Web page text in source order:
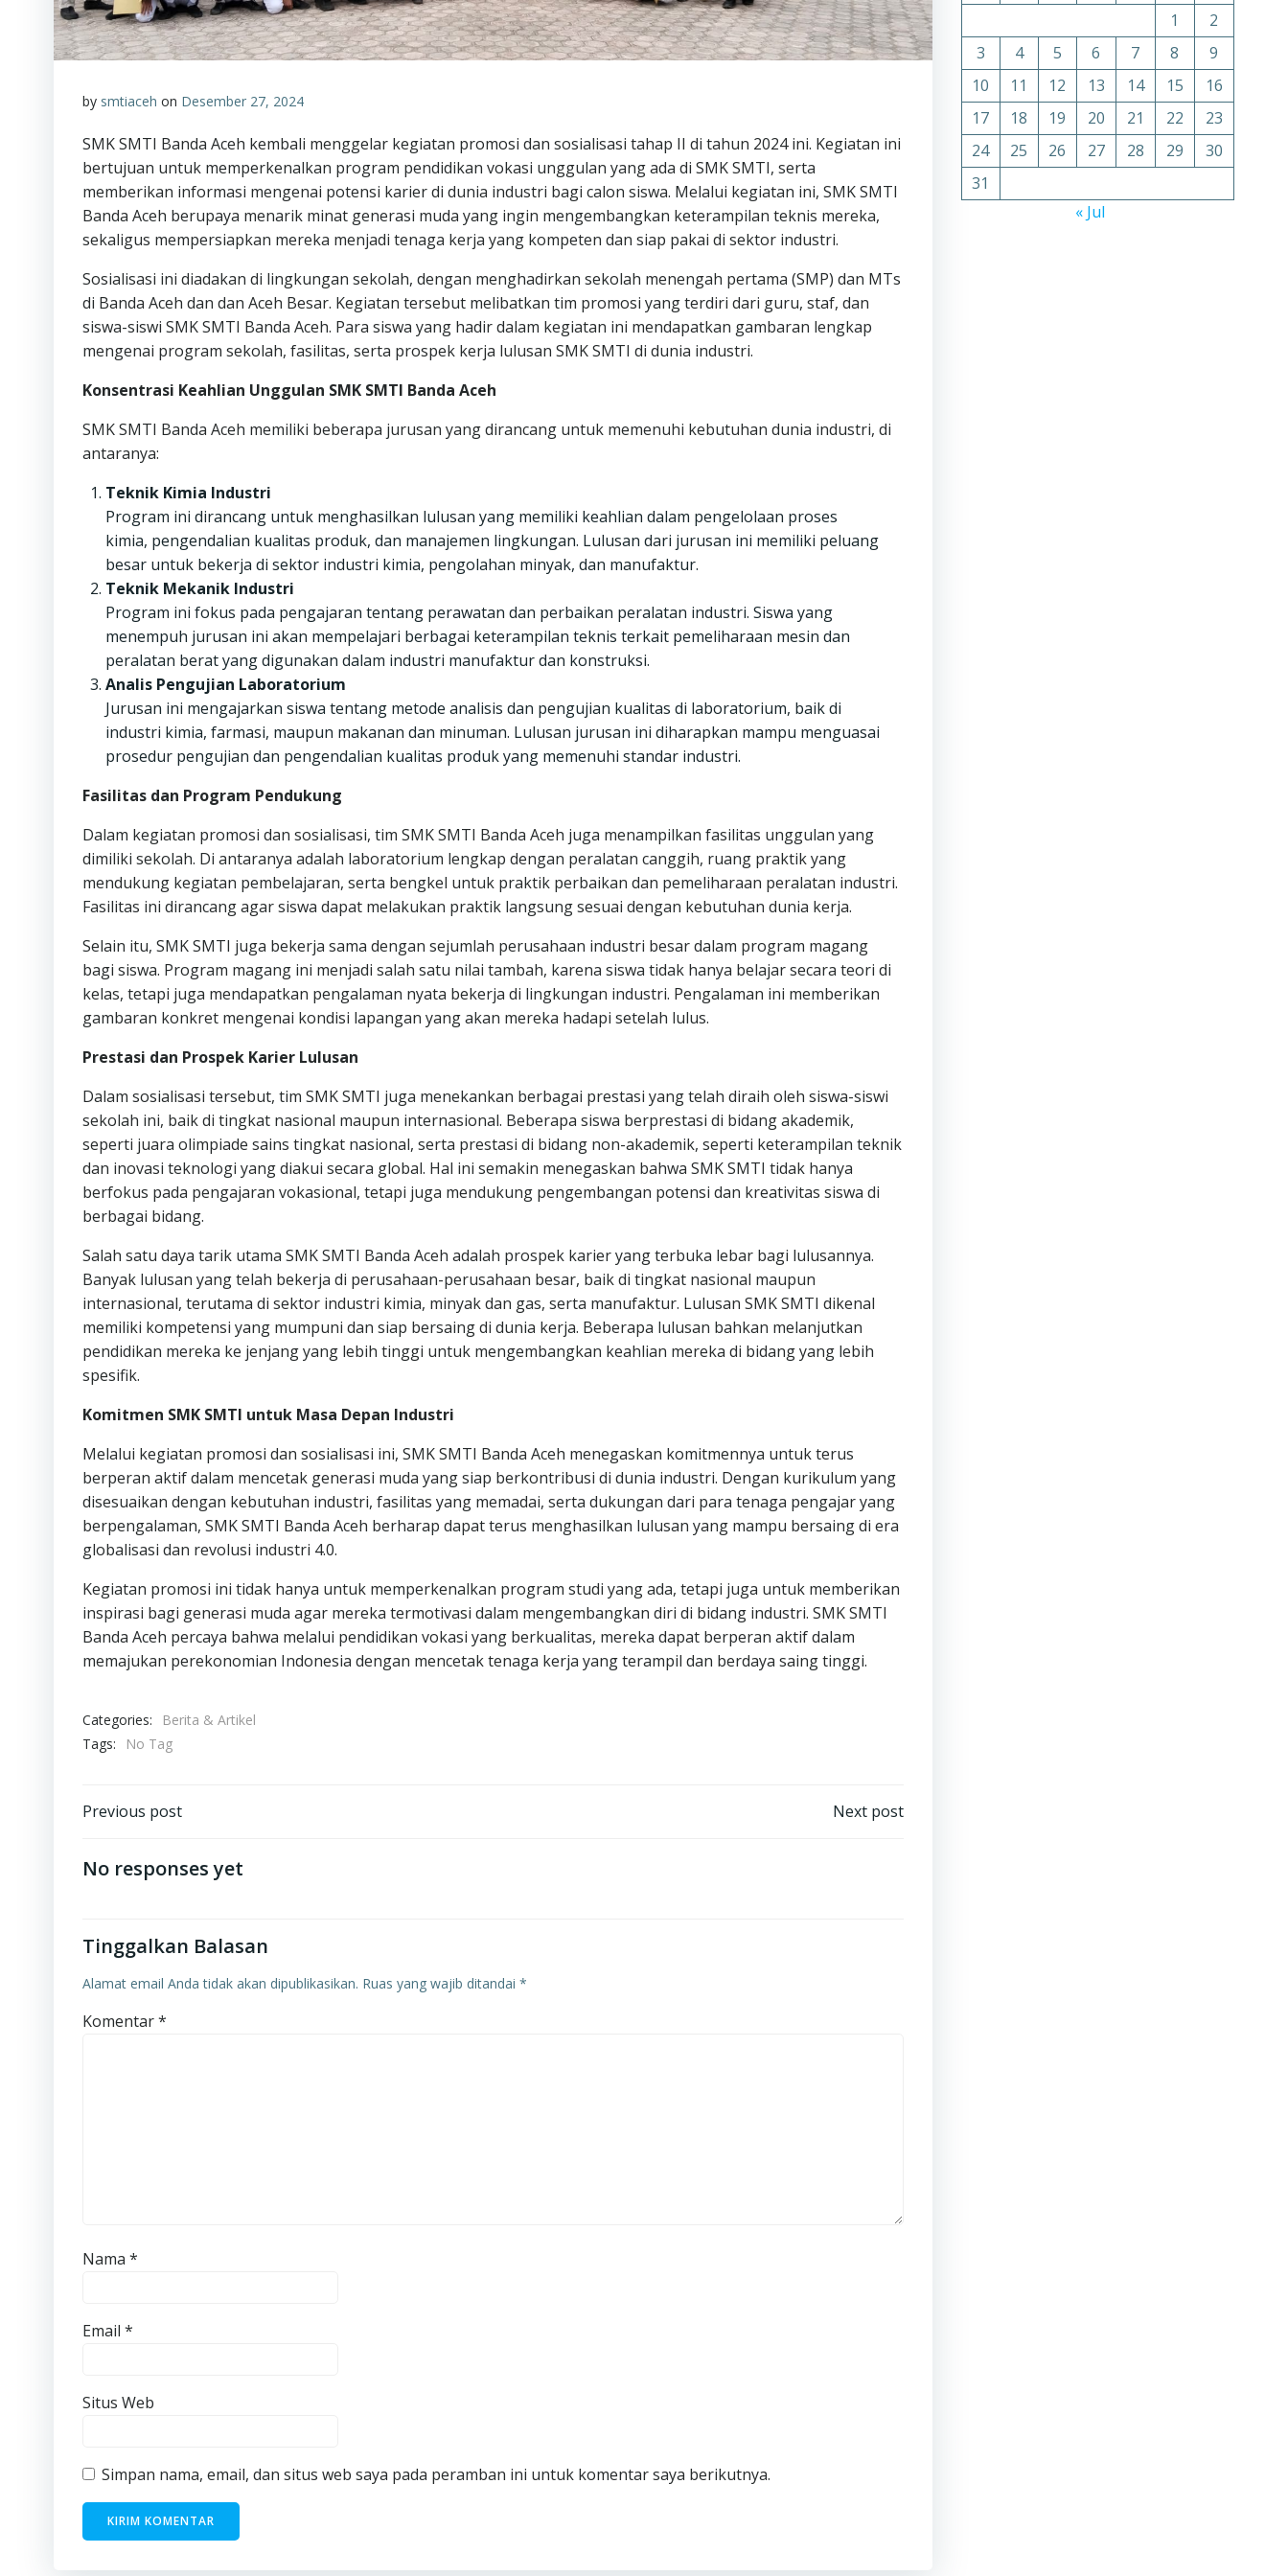
by smtiaceh on Desember 27, 2024
SMK SMTI Banda Aceh kembali menggelar kegiatan promosi dan sosialisasi tahap II di tahun 2024 ini. Kegiatan ini
bertujuan untuk memperkenalkan program pendidikan vokasi unggulan yang ada di SMK SMTI, serta
memberikan informasi mengenai potensi karier di dunia industri bagi calon siswa. Melalui kegiatan ini, SMK SMTI
Banda Aceh berupaya menarik minat generasi muda yang ingin mengembangkan keterampilan teknis mereka,
sekaligus mempersiapkan mereka menjadi tenaga kerja yang kompeten dan siap pakai di sektor industri.
Sosialisasi ini diadakan di lingkungan sekolah, dengan menghadirkan sekolah menengah pertama (SMP) dan MTs
di Banda Aceh dan dan Aceh Besar. Kegiatan tersebut melibatkan tim promosi yang terdiri dari guru, staf, dan
siswa-siswi SMK SMTI Banda Aceh. Para siswa yang hadir dalam kegiatan ini mendapatkan gambaran lengkap
mengenai program sekolah, fasilitas, serta prospek kerja lulusan SMK SMTI di dunia industri.
Konsentrasi Keahlian Unggulan SMK SMTI Banda Aceh
SMK SMTI Banda Aceh memiliki beberapa jurusan yang dirancang untuk memenuhi kebutuhan dunia industri, di
antaranya:
Teknik Kimia Industri
Program ini dirancang untuk menghasilkan lulusan yang memiliki keahlian dalam pengelolaan proses
kimia, pengendalian kualitas produk, dan manajemen lingkungan. Lulusan dari jurusan ini memiliki peluang
besar untuk bekerja di sektor industri kimia, pengolahan minyak, dan manufaktur.
Teknik Mekanik Industri
Program ini fokus pada pengajaran tentang perawatan dan perbaikan peralatan industri. Siswa yang
menempuh jurusan ini akan mempelajari berbagai keterampilan teknis terkait pemeliharaan mesin dan
peralatan berat yang digunakan dalam industri manufaktur dan konstruksi.
Analis Pengujian Laboratorium
Jurusan ini mengajarkan siswa tentang metode analisis dan pengujian kualitas di laboratorium, baik di
industri kimia, farmasi, maupun makanan dan minuman. Lulusan jurusan ini diharapkan mampu menguasai
prosedur pengujian dan pengendalian kualitas produk yang memenuhi standar industri.
Fasilitas dan Program Pendukung
Dalam kegiatan promosi dan sosialisasi, tim SMK SMTI Banda Aceh juga menampilkan fasilitas unggulan yang
dimiliki sekolah. Di antaranya adalah laboratorium lengkap dengan peralatan canggih, ruang praktik yang
mendukung kegiatan pembelajaran, serta bengkel untuk praktik perbaikan dan pemeliharaan peralatan industri.
Fasilitas ini dirancang agar siswa dapat melakukan praktik langsung sesuai dengan kebutuhan dunia kerja.
Selain itu, SMK SMTI juga bekerja sama dengan sejumlah perusahaan industri besar dalam program magang
bagi siswa. Program magang ini menjadi salah satu nilai tambah, karena siswa tidak hanya belajar secara teori di
kelas, tetapi juga mendapatkan pengalaman nyata bekerja di lingkungan industri. Pengalaman ini memberikan
gambaran konkret mengenai kondisi lapangan yang akan mereka hadapi setelah lulus.
Prestasi dan Prospek Karier Lulusan
Dalam sosialisasi tersebut, tim SMK SMTI juga menekankan berbagai prestasi yang telah diraih oleh siswa-siswi
sekolah ini, baik di tingkat nasional maupun internasional. Beberapa siswa berprestasi di bidang akademik,
seperti juara olimpiade sains tingkat nasional, serta prestasi di bidang non-akademik, seperti keterampilan teknik
dan inovasi teknologi yang diakui secara global. Hal ini semakin menegaskan bahwa SMK SMTI tidak hanya
berfokus pada pengajaran vokasional, tetapi juga mendukung pengembangan potensi dan kreativitas siswa di
berbagai bidang.
Salah satu daya tarik utama SMK SMTI Banda Aceh adalah prospek karier yang terbuka lebar bagi lulusannya.
Banyak lulusan yang telah bekerja di perusahaan-perusahaan besar, baik di tingkat nasional maupun
internasional, terutama di sektor industri kimia, minyak dan gas, serta manufaktur. Lulusan SMK SMTI dikenal
memiliki kompetensi yang mumpuni dan siap bersaing di dunia kerja. Beberapa lulusan bahkan melanjutkan
pendidikan mereka ke jenjang yang lebih tinggi untuk mengembangkan keahlian mereka di bidang yang lebih
spesifik.
Komitmen SMK SMTI untuk Masa Depan Industri
Melalui kegiatan promosi dan sosialisasi ini, SMK SMTI Banda Aceh menegaskan komitmennya untuk terus
berperan aktif dalam mencetak generasi muda yang siap berkontribusi di dunia industri. Dengan kurikulum yang
disesuaikan dengan kebutuhan industri, fasilitas yang memadai, serta dukungan dari para tenaga pengajar yang
berpengalaman, SMK SMTI Banda Aceh berharap dapat terus menghasilkan lulusan yang mampu bersaing di era
globalisasi dan revolusi industri 4.0.
Kegiatan promosi ini tidak hanya untuk memperkenalkan program studi yang ada, tetapi juga untuk memberikan
inspirasi bagi generasi muda agar mereka termotivasi dalam mengembangkan diri di bidang industri. SMK SMTI
Banda Aceh percaya bahwa melalui pendidikan vokasi yang berkualitas, mereka dapat berperan aktif dalam
memajukan perekonomian Indonesia dengan mencetak tenaga kerja yang terampil dan berdaya saing tinggi.
Categories:
Berita & Artikel
Tags:
No Tag
Post
navigation
Previous post Next post
No responses yet
Tinggalkan Balasan
Alamat email Anda tidak akan dipublikasikan. Ruas yang wajib ditandai *
Komentar*
Nama *
Email *
Situs Web
Simpan nama, email, dan situs web saya pada peramban ini untuk komentar saya berikutnya.
1
2
3
4 5 6 7 8
9
10
11 12 13 14 15
16
17
18 19 20 21 22
23
24
25 26 27 28 29
30
31
« Jul